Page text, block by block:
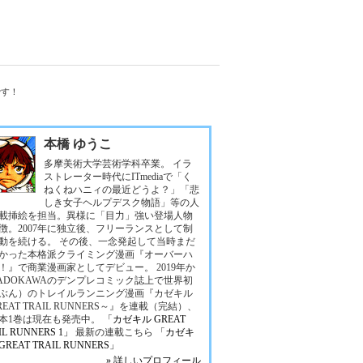
！
本橋 ゆうこ
多摩美術大学芸術学科卒業。 イラ
ストレーター時代にITmediaで「く
ねくねハニィの最近どうよ？」「悲
しき女子ヘルプデスク物語」等の人
挿絵を担当。異様に「目力」強い登場人物
。2007年に独立後、フリーランスとして制
を続ける。 その後、一念発起して当時まだ
った本格派クライミング漫画『オーバーハ
』で商業漫画家としてデビュー。 2019年か
のデンプレコミック誌上で世界初
ん）のトレイルランニング漫画『カゼキル
TRAIL RUNNERS～』を連載（完結）、
1巻は現在も発売中。
「カゼキル GREAT
RUNNERS 1」
最新の連載こちら
「カゼキ
TRAIL RUNNERS」
» 詳しいプロフィール